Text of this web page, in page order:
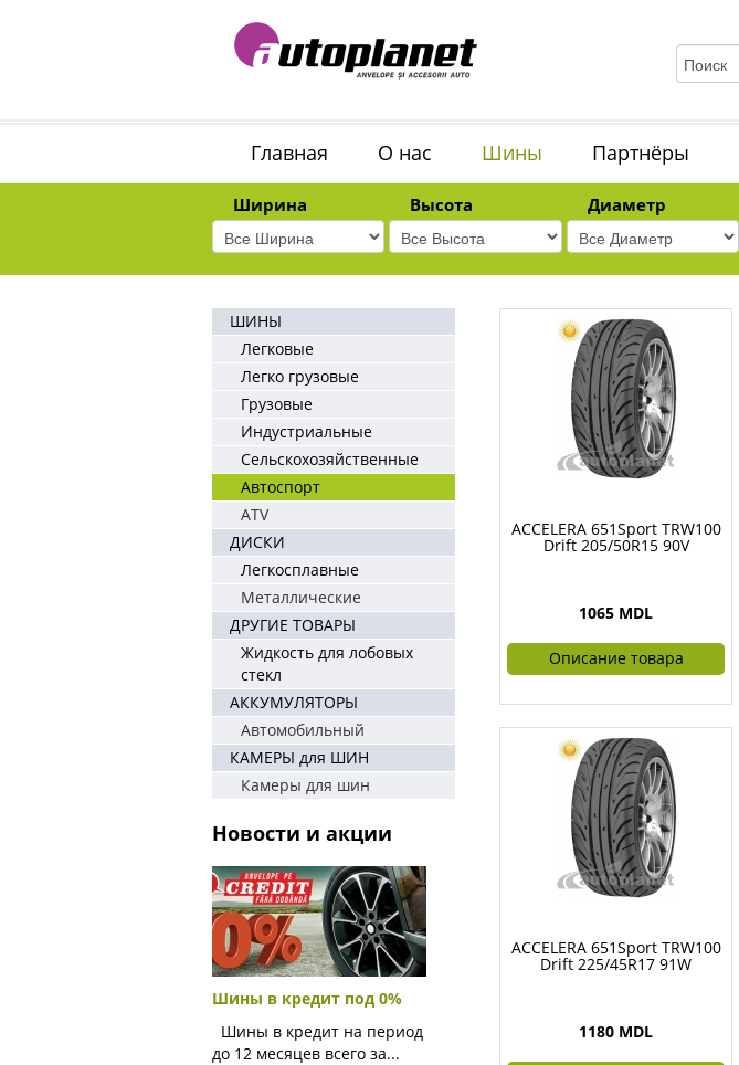
Главная О нас Шины Партнёры
Ширина Высота Диаметр
ШИНЫ
Легковые
Легко грузовые
Грузовые
Индустриальные
Сельскохозяйственные
Автоспорт
ATV
ДИСКИ
Легкосплавные
Металлические
ДРУГИЕ ТОВАРЫ
Жидкость для лобовых
стекл
АККУМУЛЯТОРЫ
Автомобильный
КАМЕРЫ для ШИН
Камеры для шин
Новости и акции
Шины в кредит под 0%
Шины в кредит на период
до 12 месяцев всего за...
ACCELERA 651Sport TRW100
Drift 205/50R15 90V
1065 MDL
Описание товара
ACCELERA 651Sport TRW100
Drift 225/45R17 91W
1180 MDL